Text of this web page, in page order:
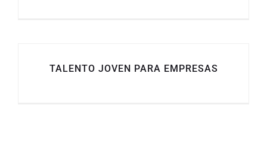
TALENTO JOVEN PARA EMPRESAS